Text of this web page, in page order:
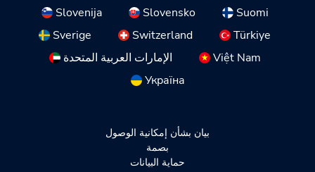
Slovenija
Slovensko
Suomi
Sverige
Switzerland
Türkiye
الإمارات العربية المتحدة
Việt Nam
Україна
بيان بشأن إمكانية الوصول
بصمة
حماية البيانات